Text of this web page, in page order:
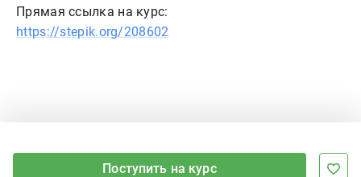
Прямая ссылка на курс:
https://stepik.org/208602
Поступить на курс